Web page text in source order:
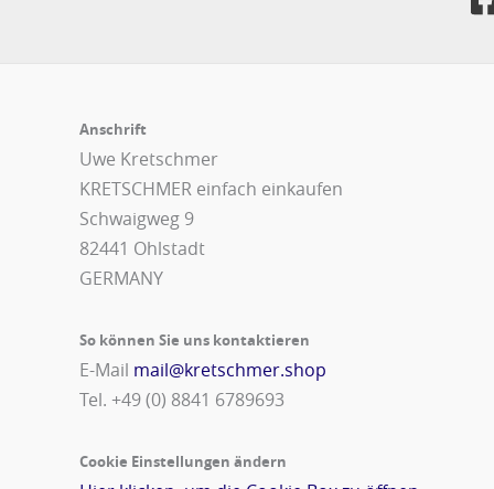
Anschrift
Uwe Kretschmer
KRETSCHMER einfach einkaufen
Schwaigweg 9
82441 Ohlstadt
GERMANY
So können Sie uns kontaktieren
E-Mail mail@kretschmer.shop
Tel. +49 (0) 8841 6789693‬
Cookie Einstellungen ändern